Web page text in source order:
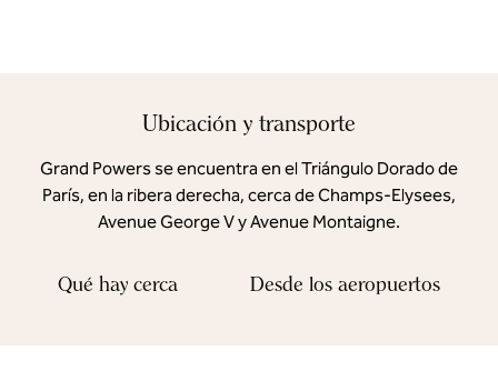
Ubicación y transporte
Grand Powers se encuentra en el Triángulo Dorado de
París, en la ribera derecha, cerca de Champs-Elysees,
Avenue George V y Avenue Montaigne.
Qué hay cerca Desde los aeropuertos